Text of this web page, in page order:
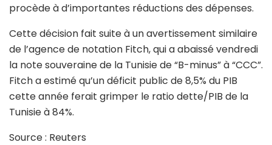
procède à d’importantes réductions des dépenses.
Cette décision fait suite à un avertissement similaire
de l’agence de notation Fitch, qui a abaissé vendredi
la note souveraine de la Tunisie de “B-minus” à “CCC”.
Fitch a estimé qu’un déficit public de 8,5% du PIB
cette année ferait grimper le ratio dette/PIB de la
Tunisie à 84%.
Source : Reuters